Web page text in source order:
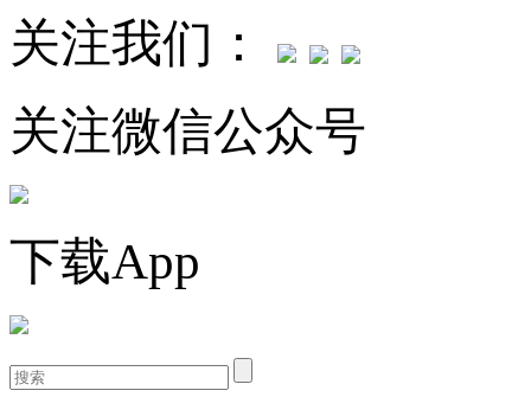
关注我们：
关注微信公众号
下载App